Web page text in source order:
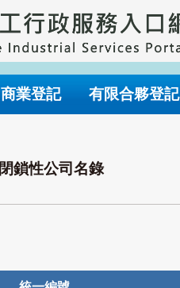
商業登記 有限合夥登記
閉鎖性公司名錄